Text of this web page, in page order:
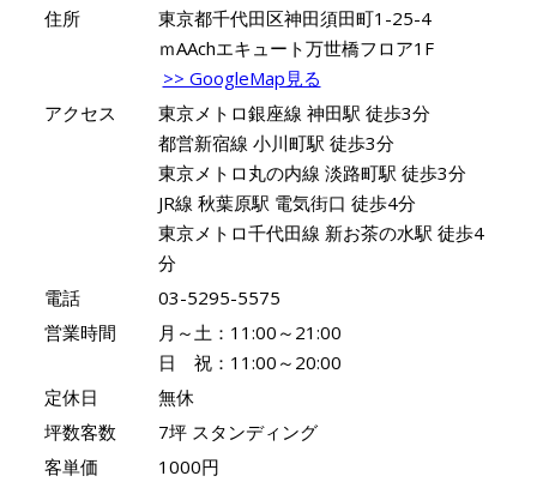
住所
東京都千代田区神田須田町1-25-4
ｍAAchエキュート万世橋フロア1F
>> GoogleMap見る
アクセス
東京メトロ銀座線 神田駅 徒歩3分
都営新宿線 小川町駅 徒歩3分
東京メトロ丸の内線 淡路町駅 徒歩3分
JR線 秋葉原駅 電気街口 徒歩4分
東京メトロ千代田線 新お茶の水駅 徒歩4
分
電話
03-5295-5575
営業時間
月～土：11:00～21:00
日 祝：11:00～20:00
定休日
無休
坪数客数
7坪 スタンディング
客単価
1000円